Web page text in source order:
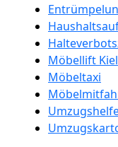
Möbellift Kiel
Möbeltaxi